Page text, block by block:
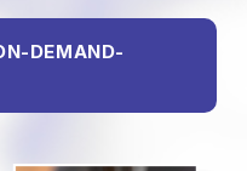
DEMAND-